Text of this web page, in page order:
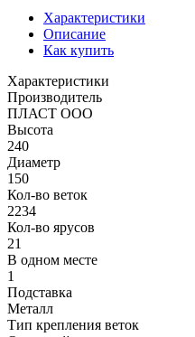
Характеристики
Описание
Как купить
Характеристики
Производитель
ПЛАСТ ООО
Высота
240
Диаметр
150
Кол-во веток
2234
Кол-во ярусов
21
В одном месте
1
Подставка
Металл
Тип крепления веток